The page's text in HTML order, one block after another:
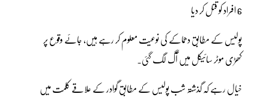
6 افراد کو قتل کر دیا
پولیس کے مطابق دھماکے کی نوعیت معلوم کر رہے ہیں، جائے وقوع پر
کھڑی موٹر سائیکل میں آگ لگ گئی۔
خیال رہے کہ گذشتہ شب پولیس کے مطابق گوادر کے علاقے کلمت میں